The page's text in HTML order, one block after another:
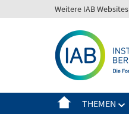
zum
Weitere IAB Websites
THEMEN